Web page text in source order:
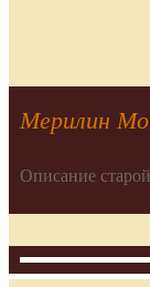
Мерилин
Описание